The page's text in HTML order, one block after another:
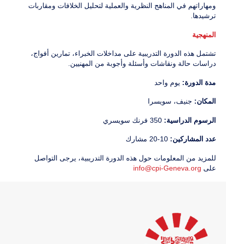
ومهاراتهم في المناهج النظرية والعملية لتحليل الخلافات ومقاربات
ترشيدها.
المنهجية
تشتمل هذه الدورة التدريبية على مداخلات الخبراء، تمارين أفواج،
دراسات حالة ونقاشات وأسئلة وأجوبة من المهنيين.
مدة الدورة: يوم واحد
المكان: جنيف، سويسرا
الرسوم الدراسية:
عدد المشاركين:
للمزيد من المعلومات حول هذه الدورة التدريبية، يرجى التواصل
على info@cpi-Geneva.org